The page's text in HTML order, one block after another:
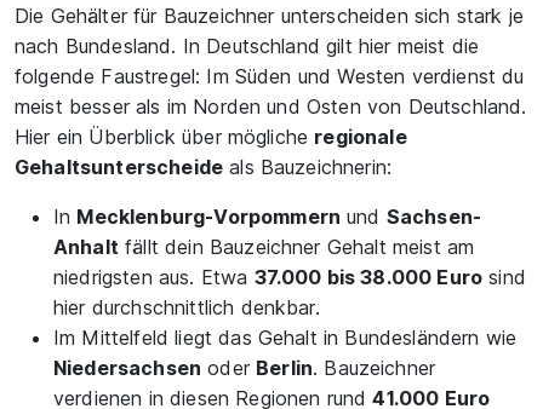
Die Gehälter für Bauzeichner unterscheiden sich stark je
nach Bundesland. In Deutschland gilt hier meist die
folgende Faustregel: Im Süden und Westen verdienst du
meist besser als im Norden und Osten von Deutschland.
Hier ein Überblick über mögliche regionale
Gehaltsunterscheide als Bauzeichnerin:
In Mecklenburg-Vorpommern und Sachsen-
Anhalt fällt dein Bauzeichner Gehalt meist am
niedrigsten aus. Etwa 37.000 bis 38.000 Euro sind
hier durchschnittlich denkbar.
Im Mittelfeld liegt das Gehalt in Bundesländern wie
Niedersachsen oder Berlin. Bauzeichner
verdienen in diesen Regionen rund41.000 Euro